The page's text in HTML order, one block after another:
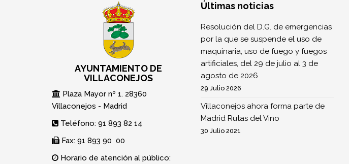
AYUNTAMIENTO DE
VILLACONEJOS
Plaza Mayor nº 1. 28360
Villaconejos - Madrid
Teléfono: 91 893 82 14
Fax: 91 893 90 00
Horario de atención al público:
Últimas noticias
Resolución del D.G. de emergencias
por la que se suspende el uso de
maquinaria, uso de fuego y fuegos
artificiales, del 29 de julio al 3 de
agosto de 2026
29 Julio 2026
Villaconejos ahora forma parte de
Madrid Rutas del Vino
30 Julio 2021